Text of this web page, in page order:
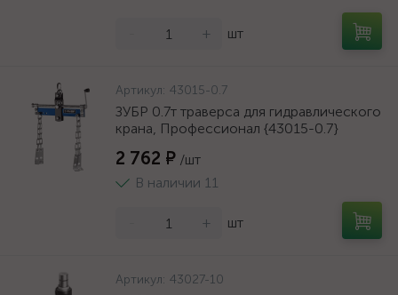
+ шт
Артикул: 43015-0.7
ЗУБР 0.7т траверса для гидравлического
крана, Профессионал {43015-0.7}
2 762 ₽ /шт
В наличии 11
+ шт
Артикул: 43027-10